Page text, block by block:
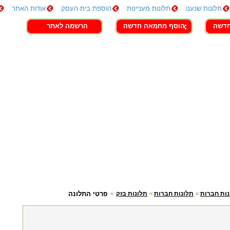
תלונות שנענו תלונות מעניינות הוספת בית העסק אודות האתר
הוסף מחמאה חדשה הרשמה לאתר
פרטי התלונה תלונות בזק תלונות חברות חברות